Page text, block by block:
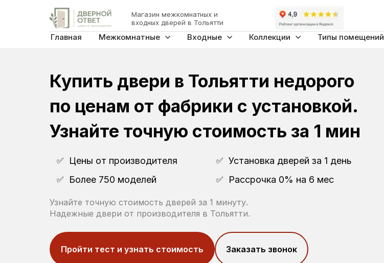
Магазин межкомнатных и
входных дверей в Тольятти
Главная Межкомнатные Входные Коллекции Типы помещений
Купить двери в Тольятти недорого
по ценам от фабрики с установкой.
Узнайте точную стоимость за 1 мин
✅ Цены от производителя ✅ Установка дверей за 1 день
✅ Более 750 моделей ✅ Рассрочка 0% на 6 мес
Узнайте точную стоимость дверей за 1 минуту.
Надежные двери от производителя в Тольятти.
Пройти тест и узнать стоимость Заказать звонок